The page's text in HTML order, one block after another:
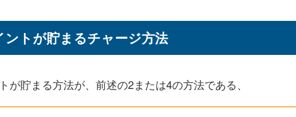
トが貯まるチャージ方法
貯まる方法が、前述の2または4の方法である、